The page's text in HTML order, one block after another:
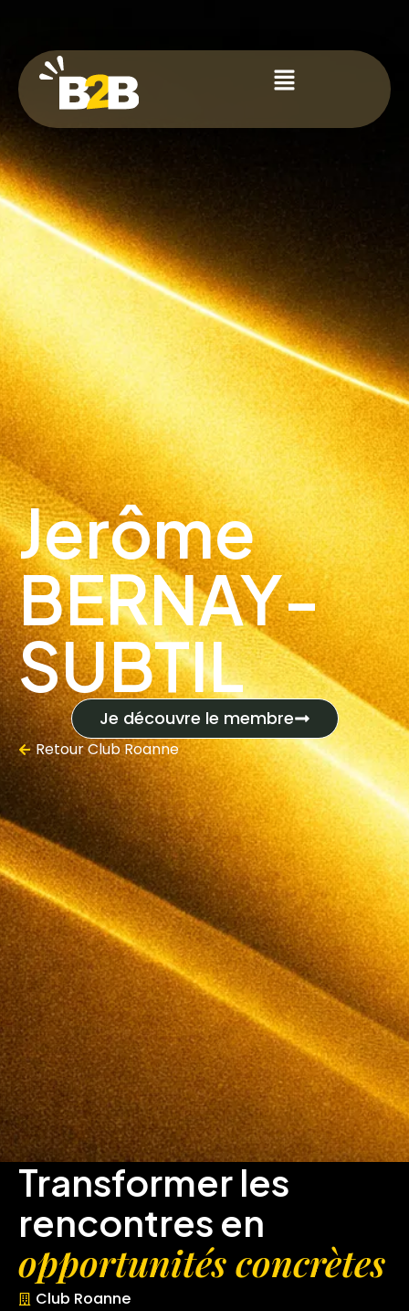
Jerôme
BERNAY-
SUBTIL
Je découvre le membre
RetourClub Roanne
Transformer les
rencontres en
opportunités concrètes
Club Roanne